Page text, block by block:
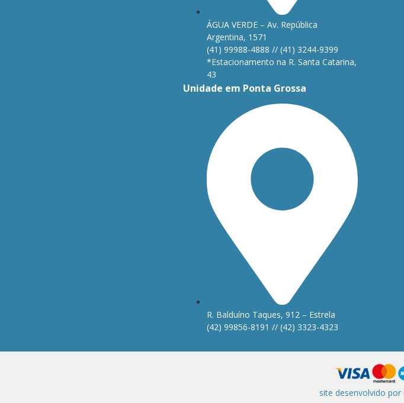
ÁGUA VERDE – Av. República
Argentina, 1571
(41) 99988-4888 // (41) 3244-9399
*Estacionamento na R. Santa Catarina,
43
Unidade em Ponta Grossa
R. Balduíno Taques, 912 – Estrela
(42) 99856-8191 // (42) 3323-4323
site desenvolvido por